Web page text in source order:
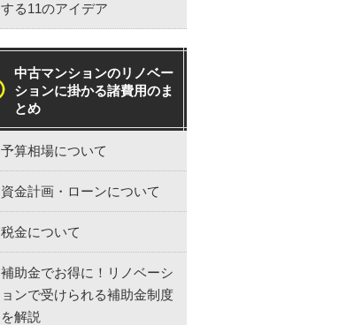
する11のアイデア
中古マンションのリノベー
ションに掛かる諸費用のま
とめ
予算相場について
資金計画・ローンについて
税金について
補助金でお得に！リノベーシ
ョンで受けられる補助金制度
を解説